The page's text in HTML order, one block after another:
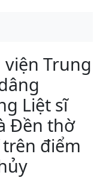
Trung
Liệt sĩ
Đền thờ
điểm